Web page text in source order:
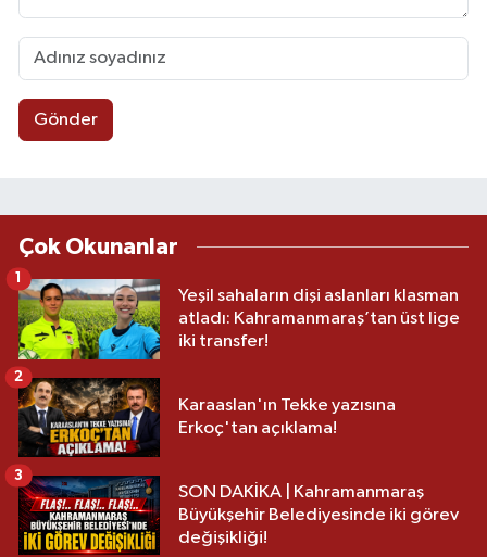
Gönder
Çok Okunanlar
Yeşil sahaların dişi aslanları klasman
atladı: Kahramanmaraş’tan üst lige
iki transfer!
Karaaslan'ın Tekke yazısına
Erkoç'tan açıklama!
2
SON DAKİKA | Kahramanmaraş
Büyükşehir Belediyesinde iki görev
değişikliği!
3